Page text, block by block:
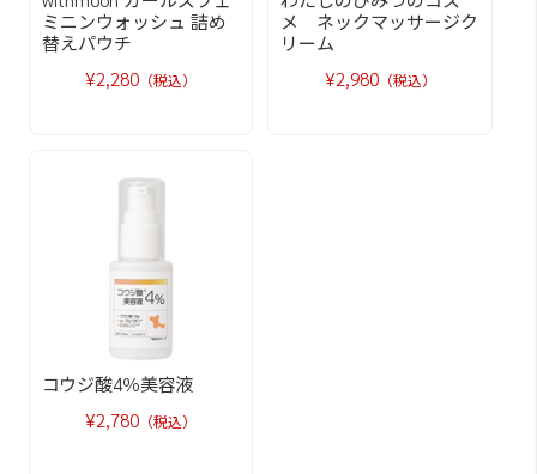
ミニンウォッシュ 詰め
替えパウチ
¥2,280 （税込）
メ ネックマッサージク
リーム
¥2,980（税込）
コウジ酸4％美容液
¥2,780 （税込）